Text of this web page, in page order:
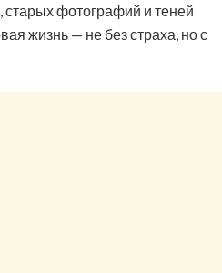
старых фотографий и теней
жизнь — не без страха, но с